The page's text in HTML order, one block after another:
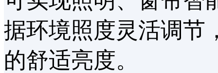
据环境照度灵活调节
的舒适亮度。